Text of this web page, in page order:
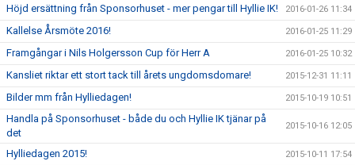
Höjd ersättning från Sponsorhuset - mer pengar till Hyllie IK! 2016-01-26 11:34
Kallelse Årsmöte 2016! 2016-01-25 11:29
Framgångar i Nils Holgersson Cup för Herr A 2016-01-25 10:32
Kansliet riktar ett stort tack till årets ungdomsdomare! 2015-12-31 11:11
Bilder mm från Hylliedagen! 2015-10-19 10:51
Handla på Sponsorhuset - både du och Hyllie IK tjänar på
det
2015-10-16 12:05
Hylliedagen 2015! 2015-10-11 17:54